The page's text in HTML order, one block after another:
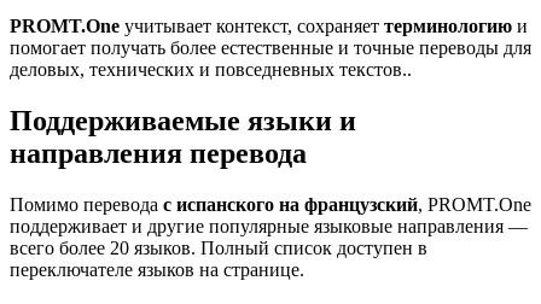
PROMT.One учитывает контекст, сохраняет терминологию и
помогает получать более естественные и точные переводы для
деловых, технических и повседневных текстов..
Поддерживаемые языки и
направления перевода
Помимо перевода с испанского на французский, PROMT.One
поддерживает и другие популярные языковые направления —
всего более 20 языков. Полный список доступен в
переключателе языков на странице.